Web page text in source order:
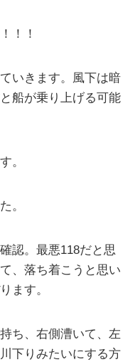
！！
いきます。風下は暗
船が乗り上げる可能
。
。
認。最悪118だと思
、落ち着こうと思い
ます。
ち、右側漕いて、左
下りみたいにする方